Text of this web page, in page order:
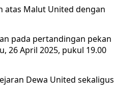
atas Malut United dengan
pada pertandingan pekan
26 April 2025, pukul 19.00
Dewa United sekaligus